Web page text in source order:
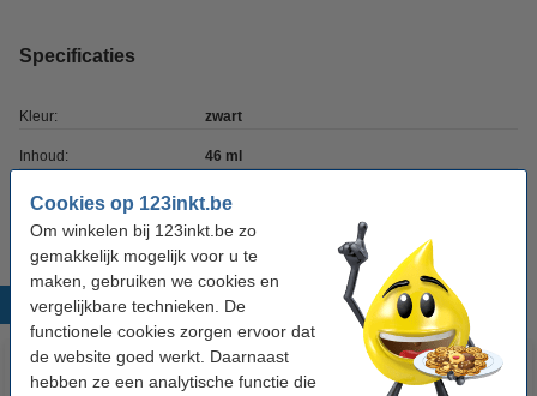
Cookies op 123inkt.be
Om winkelen bij 123inkt.be zo
gemakkelijk mogelijk voor u te
maken, gebruiken we cookies en
vergelijkbare technieken. De
functionele cookies zorgen ervoor dat
de website goed werkt. Daarnaast
hebben ze een analytische functie die
Specificaties
Kleur: zwart
Inhoud: 46 ml
Soort: Doublepack
Populaire producten